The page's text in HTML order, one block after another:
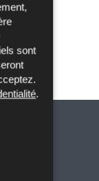
sont
.